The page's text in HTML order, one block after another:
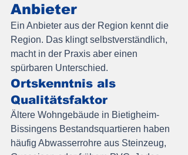
Anbieter
Ein Anbieter aus der Region kennt die
Region. Das klingt selbstverständlich,
macht in der Praxis aber einen
spürbaren Unterschied.
Ortskenntnis als
Qualitätsfaktor
Ältere Wohngebäude in Bietigheim-
Bissingens Bestandsquartieren haben
häufig Abwasserrohre aus Steinzeug,